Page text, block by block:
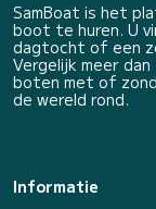
SamBoat is het
boot te huren. U
dagtocht of een
Vergelijk meer
boten met of
de wereld rond.
Informatie